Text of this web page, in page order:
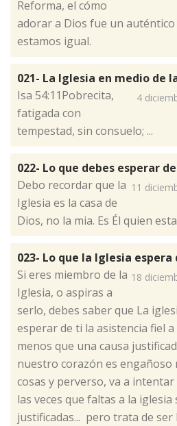
Reforma, el cómo
adorar a Dios fue un
estamos igual.
021- La Iglesia en medio de
4
Isa 54:11Pobrecita,
fatigada con
tempestad, sin consuelo; ...
022- Lo que debes esperar
11
Debo recordar que la
Iglesia es la casa de
Dios, no la mia. Es Él quien
023- Lo que la Iglesia espera
18
​Si eres miembro de la
Iglesia, o aspiras a
serlo, debes saber que La
esperar de ti la asistencia fiel
menos que una causa
nuestro corazón es engañoso
cosas y perverso, va a
las veces que faltas a la iglesia
justificadas... pero trata de